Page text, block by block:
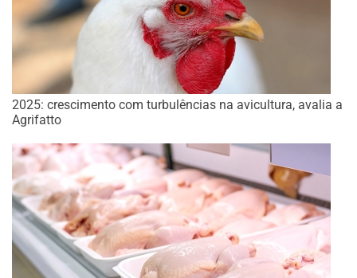
2025: crescimento com turbulências na avicultura, avalia a
Agrifatto